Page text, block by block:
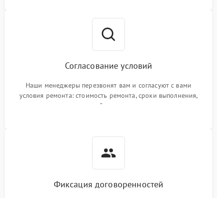
Согласование условий
Наши менеджеры перезвонят вам и согласуют с вами
условия ремонта: стоимость ремонта, сроки выполнения,
гарантийные условия
Фиксация договоренностей